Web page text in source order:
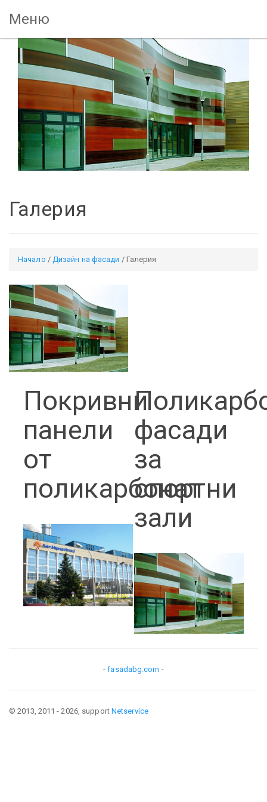
Меню
Галерия
Начало / Дизайн на фасади / Галерия
Покривни
панели
от
поликарбонат
фасади
за
спортни
зали
-fasadabg.com -
© 2013, 2011 - 2026, support Netservice